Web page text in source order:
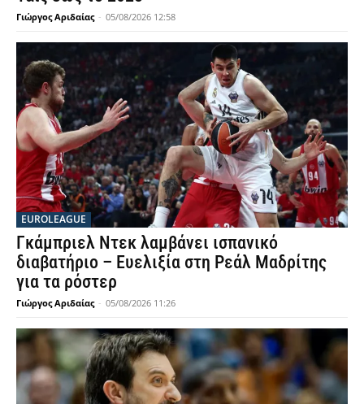
Γιώργος Αριδαίας - 05/08/2026 12:58
EUROLEAGUE
Γκάμπριελ Ντεκ λαμβάνει ισπανικό
διαβατήριο – Ευελιξία στη Ρεάλ Μαδρίτης
για τα ρόστερ
Γιώργος Αριδαίας - 05/08/2026 11:26